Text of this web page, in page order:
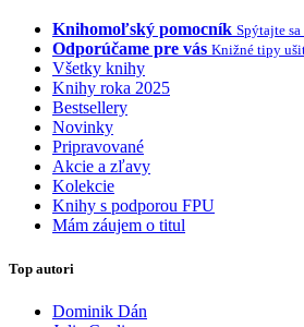
Knihomoľský pomocník Spýtajte
Odporúčame pre vás Knižné tipy
Všetky knihy
Knihy roka 2025
Bestsellery
Novinky
Pripravované
Akcie a zľavy
Kolekcie
Knihy s podporou FPU
Mám záujem o titul
Top autori
Dominik Dán